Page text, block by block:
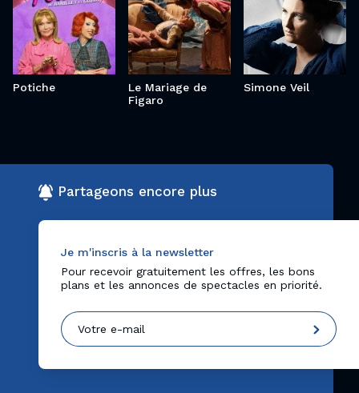
Potiche
Le Mariage de
Figaro
Simone Veil
Partageons encore plus
Je m'inscris à la newsletter
Pour recevoir gratuitement les offres, les bons
plans et les annonces de spectacles en priorité.